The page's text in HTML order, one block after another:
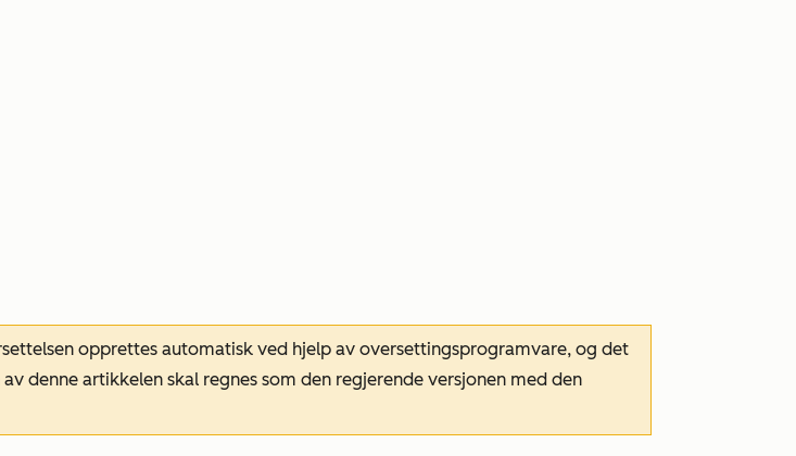
opprettes automatisk ved hjelp av oversettingsprogramvare, og det
denne artikkelen skal regnes som den regjerende versjonen med den